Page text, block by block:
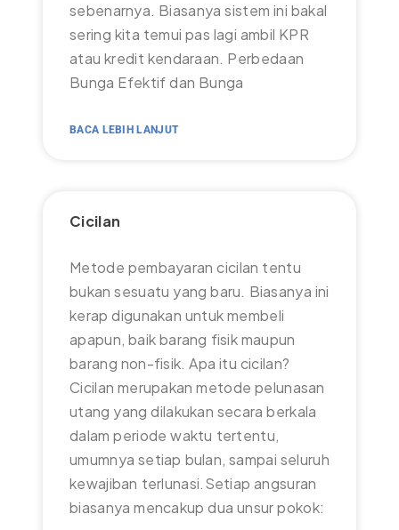
sebenarnya. Biasanya sistem ini bakal
sering kita temui pas lagi ambil KPR
atau kredit kendaraan. Perbedaan
Bunga Efektif dan Bunga
BACA LEBIH LANJUT
Cicilan
Metode pembayaran cicilan tentu
bukan sesuatu yang baru. Biasanya ini
kerap digunakan untuk membeli
apapun, baik barang fisik maupun
barang non-fisik. Apa itu cicilan?
Cicilan merupakan metode pelunasan
utang yang dilakukan secara berkala
dalam periode waktu tertentu,
umumnya setiap bulan, sampai seluruh
kewajiban terlunasi.Setiap angsuran
biasanya mencakup dua unsur pokok: